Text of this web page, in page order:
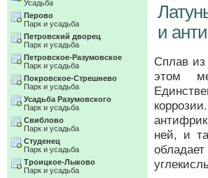
и
Сплав из
этом
ней, и
Усадьба
Перово
Парк и усадьба
Петровский дворец
Парк и усадьба
Петровское-Разумовское
Парк и усадьба
Покровское-Стрешнево
Парк и усадьба
Усадьба Разумовского
Парк и усадьба
Свиблово
Парк и усадьба
Студенец
Парк и усадьба
Троицкое-Лыково
Парк и усадьба